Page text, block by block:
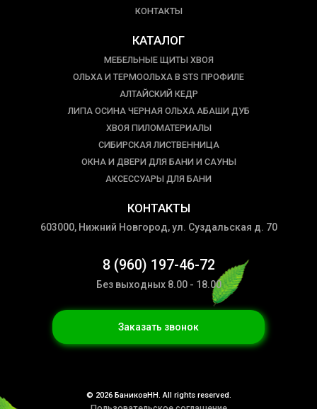
КОНТАКТЫ
КАТАЛОГ
МЕБЕЛЬНЫЕ ЩИТЫ ХВОЯ
ОЛЬХА И ТЕРМООЛЬХА В STS ПРОФИЛЕ
АЛТАЙСКИЙ КЕДР
ЛИПА ОСИНА ЧЕРНАЯ ОЛЬХА АБАШИ ДУБ
ХВОЯ ПИЛОМАТЕРИАЛЫ
СИБИРСКАЯ ЛИСТВЕННИЦА
ОКНА И ДВЕРИ ДЛЯ БАНИ И САУНЫ
АКСЕССУАРЫ ДЛЯ БАНИ
КОНТАКТЫ
603000, Нижний Новгород, ул. Суздальская д. 70
8 (960) 197-46-72
Без выходных 8.00 - 18.00
Заказать звонок
© 2026 БаниковНН. All rights reserved.